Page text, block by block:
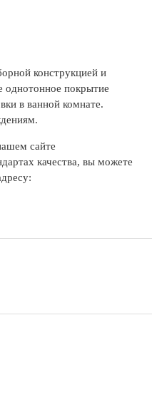
конструкцией и
однотонное покрытие
в ванной комнате.
сайте
качества, вы можете